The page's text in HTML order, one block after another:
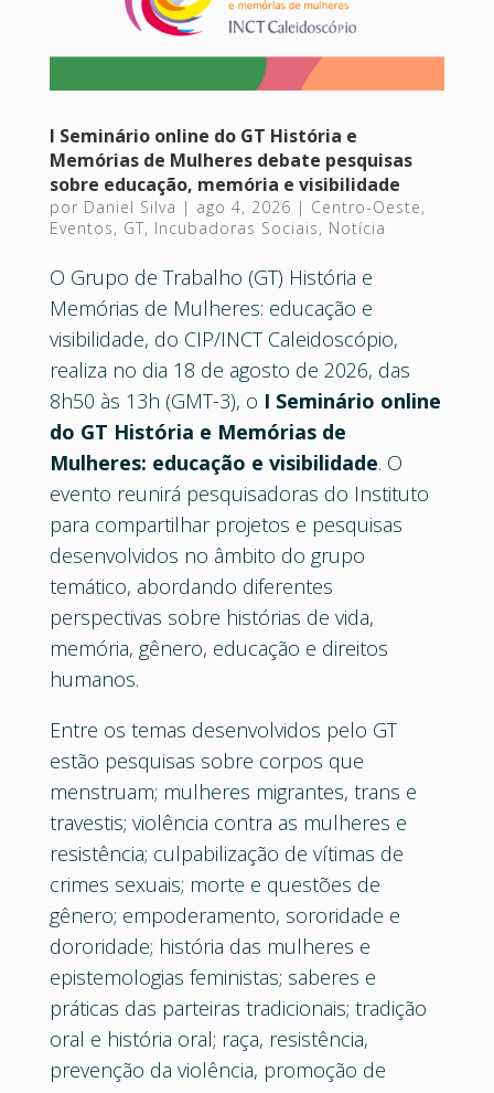
I Seminário online do GT História e
Memórias de Mulheres debate pesquisas
sobre educação, memória e visibilidade
por Daniel Silva | ago 4, 2026 | Centro-Oeste,
Eventos, GT, Incubadoras Sociais, Notícia
O Grupo de Trabalho (GT) História e
Memórias de Mulheres: educação e
visibilidade, do CIP/INCT Caleidoscópio,
realiza no dia 18 de agosto de 2026, das
8h50 às 13h (GMT-3), o I Seminário online
do GT História e Memórias de
Mulheres: educação e visibilidade. O
evento reunirá pesquisadoras do Instituto
para compartilhar projetos e pesquisas
desenvolvidos no âmbito do grupo
temático, abordando diferentes
perspectivas sobre histórias de vida,
memória, gênero, educação e direitos
humanos.
Entre os temas desenvolvidos pelo GT
estão pesquisas sobre corpos que
menstruam; mulheres migrantes, trans e
travestis; violência contra as mulheres e
resistência; culpabilização de vítimas de
crimes sexuais; morte e questões de
gênero; empoderamento, sororidade e
dororidade; história das mulheres e
epistemologias feministas; saberes e
práticas das parteiras tradicionais; tradição
oral e história oral; raça, resistência,
prevenção da violência, promoção de